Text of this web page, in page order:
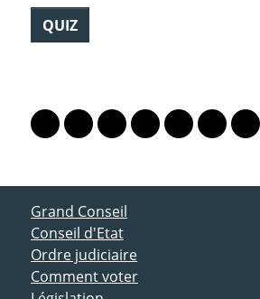
QUIZ
Lien vers le profil Mastodon
Lien vers le profil Bluesky
Lien vers le profil
Lien vers le profil
Lien vers le
Lien
ACCÈS DIRECT
Grand Conseil
Conseil d'Etat
Ordre judiciaire
Comment voter